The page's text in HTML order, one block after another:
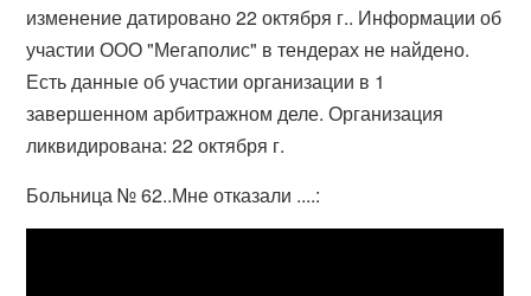
изменение датировано 22 октября г.. Информации об
участии ООО "Мегаполис" в тендерах не найдено.
Есть данные об участии организации в 1
завершенном арбитражном деле. Организация
ликвидирована: 22 октября г.
Больница № 62..Мне отказали ....: